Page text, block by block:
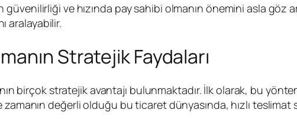
güvenilirliği ve hızında pay sahibi olmanın önemini asla göz
aralayabilir.
Stratejik Faydaları
birçok stratejik avantajı bulunmaktadır. İlk olarak, bu
zamanın değerli olduğu bu ticaret dünyasında, hızlı